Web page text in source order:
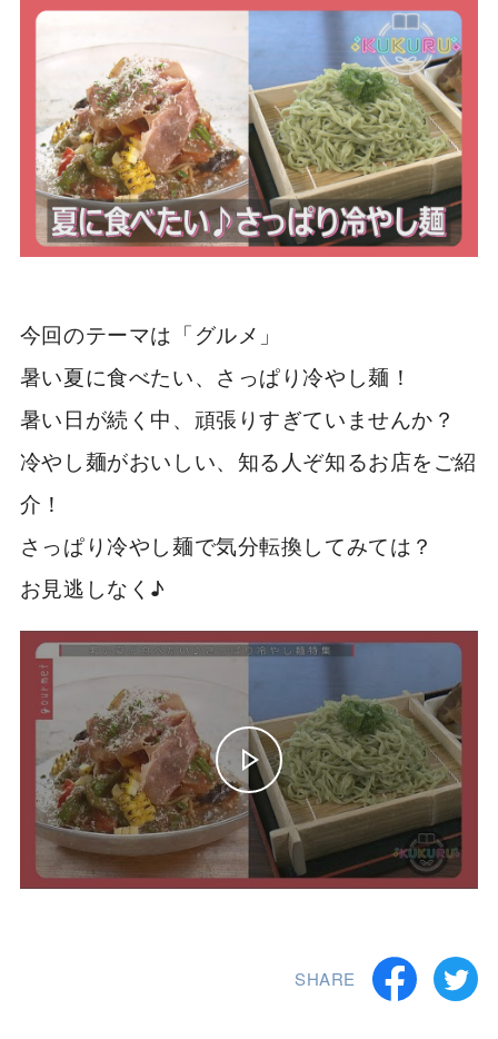
今回のテーマは「グルメ」
暑い夏に食べたい、さっぱり冷やし麺！
暑い日が続く中、頑張りすぎていませんか？
冷やし麺がおいしい、知る人ぞ知るお店をご紹
介！
さっぱり冷やし麺で気分転換してみては？
お見逃しなく♪
SHARE